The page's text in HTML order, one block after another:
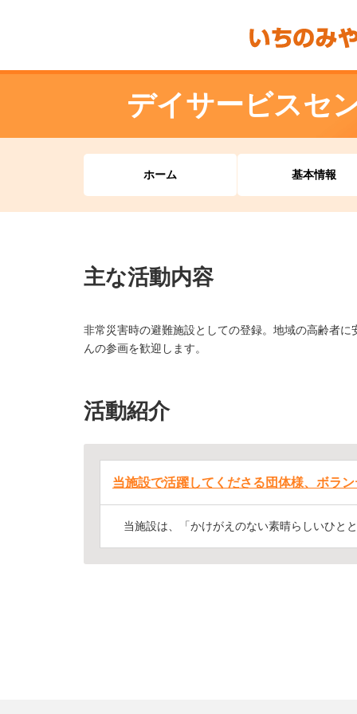
デイサービスセ
ホーム 基本情報
主な活動内容
非常災害時の避難施設としての登録。地域の高齢者
んの参画を歓迎します。
活動紹介
当施設で活躍してくださる団体様、ボラ
当施設は、「かけがえのない素晴らしいひと